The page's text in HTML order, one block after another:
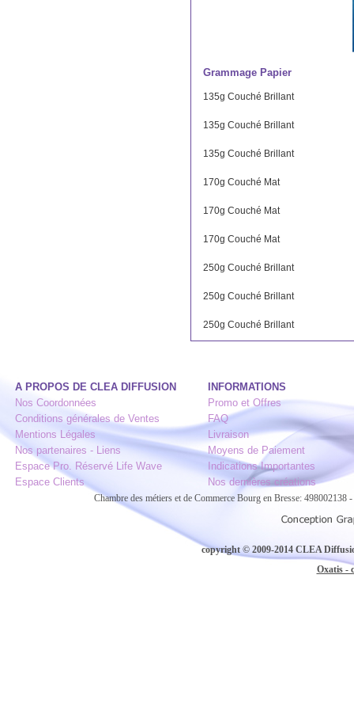
Grammage Papier
135g Couché Brillant
135g Couché Brillant
135g Couché Brillant
170g Couché Mat
170g Couché Mat
170g Couché Mat
250g Couché Brillant
250g Couché Brillant
250g Couché Brillant
A PROPOS DE CLEA DIFFUSION
INFORMATIONS
Nos Coordonnées
Promo et Offres
Conditions générales de Ventes
FAQ
Mentions Légales
Livraison
Nos partenaires - Liens
Moyens de Paiement
Espace Pro. Réservé Life Wave
Indications Importantes
Espace Clients
Nos dernières créations
Chambre des métiers et de Commerce Bourg en Bresse: 498002138
copyright © 2009-2014 CLEA
Oxatis -